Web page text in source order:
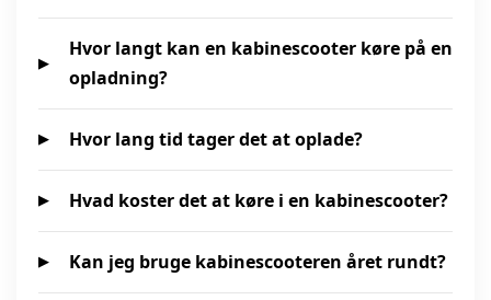
Hvor langt kan en kabinescooter køre på en
opladning?
Hvor lang tid tager det at oplade?
Hvad koster det at køre i en kabinescooter?
Kan jeg bruge kabinescooteren året rundt?